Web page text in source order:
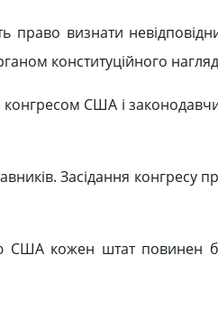
визнати
конституційного
США і
Засідання конгресу
США кожен штат повинен